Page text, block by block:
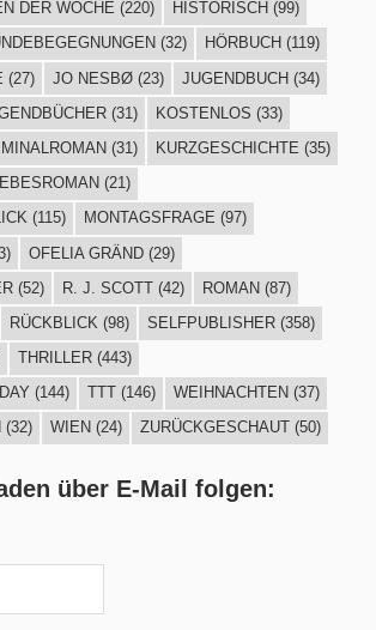
DER WOCHE (220) HISTORISCH (99)
(32) HÖRBUCH (119)
(27) JO NESBØ(23) JUGENDBUCH(34)
(31) KOSTENLOS (33)
(31) KURZGESCHICHTE (35)
(21)
(115) MONTAGSFRAGE (97)
OFELIA GRÄND(29)
(52) R. J. SCOTT(42) ROMAN(87)
RÜCKBLICK (98) SELFPUBLISHER(358)
THRILLER(443)
(144) TTT(146) WEIHNACHTEN (37)
(32) WIEN (24) ZURÜCKGESCHAUT(50)
über E-Mail folgen: